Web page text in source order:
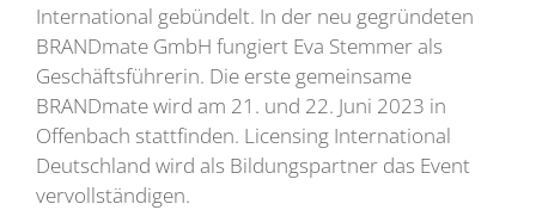
International gebündelt. In der neu gegründeten
BRANDmate GmbH fungiert Eva Stemmer als
Geschäftsführerin. Die erste gemeinsame
BRANDmate wird am 21. und 22. Juni 2023 in
Offenbach stattfinden. Licensing International
Deutschland wird als Bildungspartner das Event
vervollständigen.